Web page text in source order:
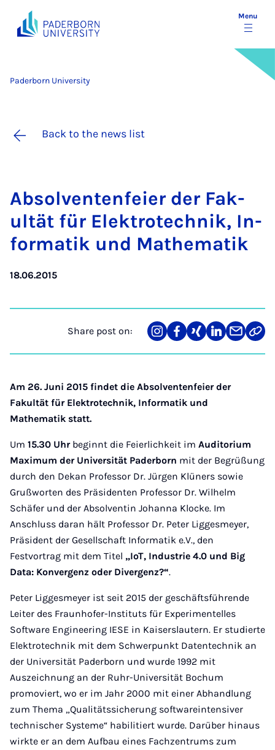
Menu
Paderborn University
Back to the news list
Ab­solven­ten­fei­er der Fak­
ultät für Elektro­tech­nik, In­
form­atik und Math­em­atik
18.06.2015
Share post on:
Share
on
Teilen
auf
Teilen
auf
Teilen
auf
Teilen
über
Link
Am 26. Juni 2015 findet die Absolventenfeier der
Fakultät für Elektrotechnik, Informatik und
Mathematik statt.
Um 15.30 Uhrbeginnt die Feierlichkeit im Auditorium
Maximum der Universität Paderborn mit der Begrüßung
durch den Dekan Professor Dr. Jürgen Klüners sowie
Grußworten des Präsidenten Professor Dr. Wilhelm
Schäfer und der Absolventin Johanna Klocke. Im
Anschluss daran hält Professor Dr. Peter Liggesmeyer,
Präsident der Gesellschaft Informatik e.V., den
Festvortrag mit dem Titel „IoT, Industrie 4.0 und Big
Data: Konvergenz oder Divergenz?“.
Peter Liggesmeyer ist seit 2015 der geschäftsführende
Leiter des Fraunhofer-Instituts für Experimentelles
Software Engineering IESE in Kaiserslautern. Er studierte
Elektrotechnik mit dem Schwerpunkt Datentechnik an
der Universität Paderborn und wurde 1992 mit
Auszeichnung an der Ruhr-Universität Bochum
promoviert, wo er im Jahr 2000 mit einer Abhandlung
zum Thema „Qualitätssicherung softwareintensiver
technischer Systeme“ habilitiert wurde. Darüber hinaus
wirkte er an dem Aufbau eines Fachzentrums zum